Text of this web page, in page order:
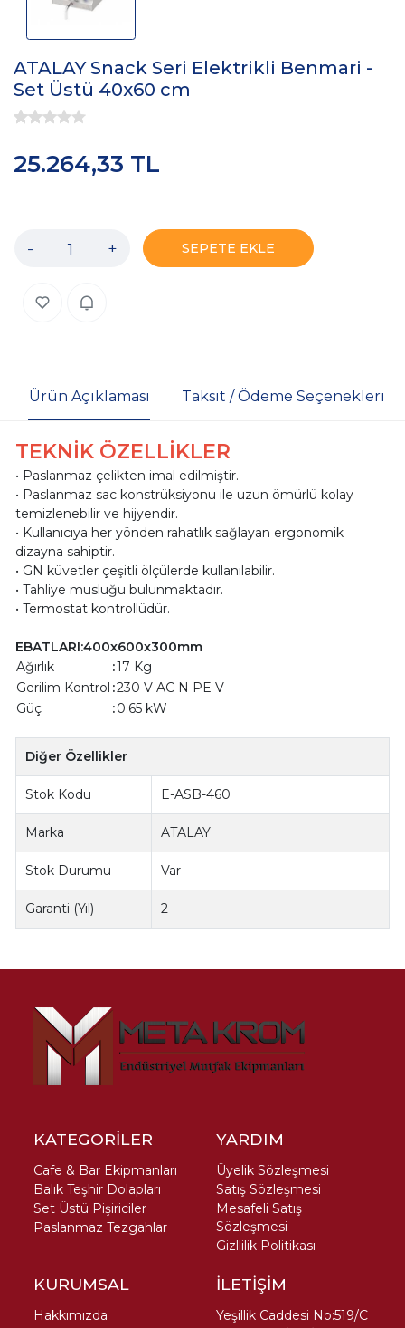
ATALAY Snack Seri Elektrikli Benmari -
Set Üstü 40x60 cm
25.264,33 TL
- + SEPETE EKLE
Ürün Açıklaması Taksit / Ödeme Seçenekleri
TEKNİK ÖZELLİKLER
• Paslanmaz çelikten imal edilmiştir.
• Paslanmaz sac konstrüksiyonu ile uzun ömürlü kolay
temizlenebilir ve hijyendir.
• Kullanıcıya her yönden rahatlık sağlayan ergonomik
dizayna sahiptir.
• GN küvetler çeşitli ölçülerde kullanılabilir.
• Tahliye musluğu bulunmaktadır.
• Termostat kontrollüdür.
EBATLARI:400x600x300mm
Ağırlık
:17 Kg
Gerilim Kontrol :230 V AC N PE V
Güç
:0.65 kW
Diğer Özellikler
Stok Kodu E-ASB-460
Marka ATALAY
Stok Durumu Var
Garanti (Yıl) 2
KATEGORİLER
Cafe & Bar Ekipmanları
Balık Teşhir Dolapları
Set Üstü Pişiriciler
Paslanmaz Tezgahlar
YARDIM
Üyelik Sözleşmesi
Satış Sözleşmesi
Mesafeli Satış
Sözleşmesi
Gizllilik Politikası
KURUMSAL
Hakkımızda
İLETİŞİM
Yeşillik Caddesi No:519/C